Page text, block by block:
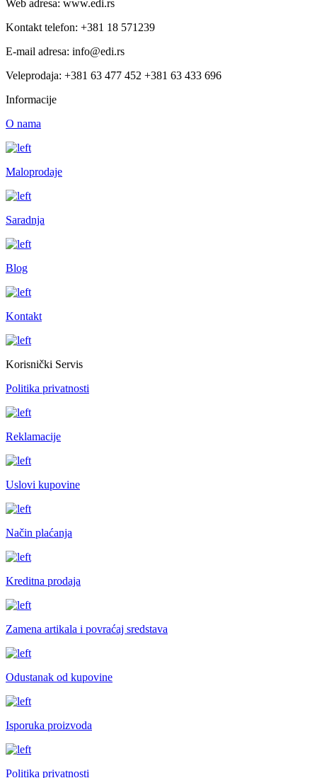
Web adresa: www.edi.rs
Kontakt telefon: +381 18 571239
E-mail adresa: info@edi.rs
Veleprodaja: +381 63 477 452 +381 63 433 696
Informacije
O nama
Maloprodaje
Saradnja
Blog
Kontakt
Korisnički Servis
Politika privatnosti
Reklamacije
Uslovi kupovine
Način plaćanja
Kreditna prodaja
Zamena artikala i povraćaj sredstava
Odustanak od kupovine
Isporuka proizvoda
Politika privatnosti